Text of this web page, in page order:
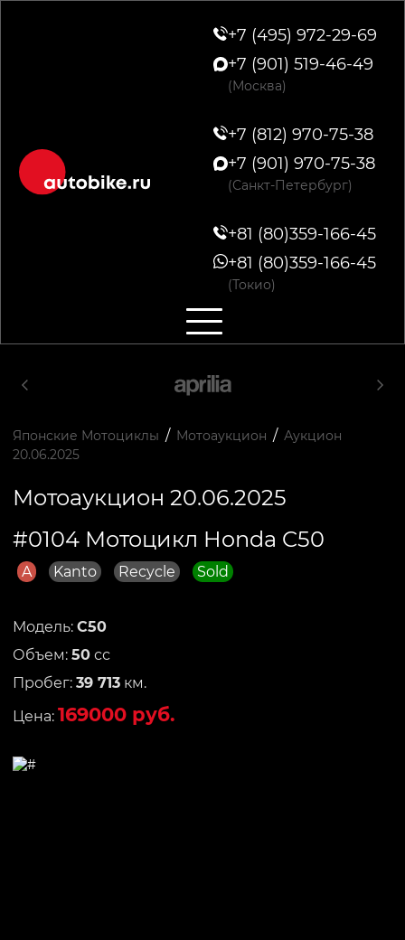
+7 (495) 972-29-69
+7 (901) 519-46-49
(Москва)
+7 (812) 970-75-38
+7 (901) 970-75-38
(Санкт-Петербург)
+81 (80)359-166-45
+81 (80)359-166-45
(Токио)
Японские Мотоциклы / Мотоаукцион / Аукцион
20.06.2025
Мотоаукцион 20.06.2025
#0104 Мотоцикл Honda C50
A Kanto Recycle Sold
Модель: C50
Объем: 50 сс
Пробег: 39 713 км.
Цена: 169000 руб.